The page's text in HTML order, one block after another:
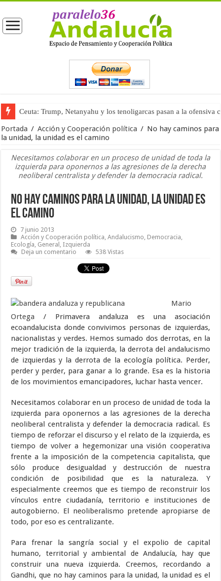
Ceuta: Trump, Netanyahu y los tenoligarcas pasan a la ofensiva
La masificación turística (tercera parte)
Portada / Acción y Cooperación política / No hay caminos para
la unidad, la unidad es el camino
Necesitamos colaborar en un proceso de unidad de toda la
izquierda para oponernos a las agresiones de la derecha
neoliberal centralista y defender la democracia radical.
No hay caminos para la unidad, la unidad es
el camino
7 junio 2013
Acción y Cooperación política,Andalucismo, Democracia,
Ecología, General , Izquierda
Deja un comentario
538 Vistas
Mario
Ortega / Primavera andaluza es una asociación
ecoandalucista donde convivimos personas de izquierdas,
nacionalistas y verdes. Hemos sumado dos derrotas, en la
mejor tradición de la izquierda, la derrota del andalucismo
de izquierdas y la derrota de la ecología política. Perder,
perder y perder, para ganar a lo grande. Esa es la historia
de los movimientos emancipadores, luchar hasta vencer.
Necesitamos colaborar en un proceso de unidad de toda la
izquierda para oponernos a las agresiones de la derecha
neoliberal centralista y defender la democracia radical. Es
tiempo de reforzar el discurso y el relato de la izquierda, es
tiempo de volver a hegemonizar una visión cooperativa
frente a la imposición de la competencia capitalista, que
sólo produce desigualdad y destrucción de nuestra
condición de posibilidad que es la naturaleza. Y
especialmente creemos que es tiempo de reconstruir los
vínculos entre ciudadanía, territorio e instituciones de
autogobierno. El neoliberalismo pretende apropiarse de
todo, por eso es centralizante.
Para frenar la sangría social y el expolio de capital
humano, territorial y ambiental de Andalucía, hay que
construir una nueva izquierda. Creemos, recordando a
Gandhi, que no hay caminos para la unidad, la unidad es el